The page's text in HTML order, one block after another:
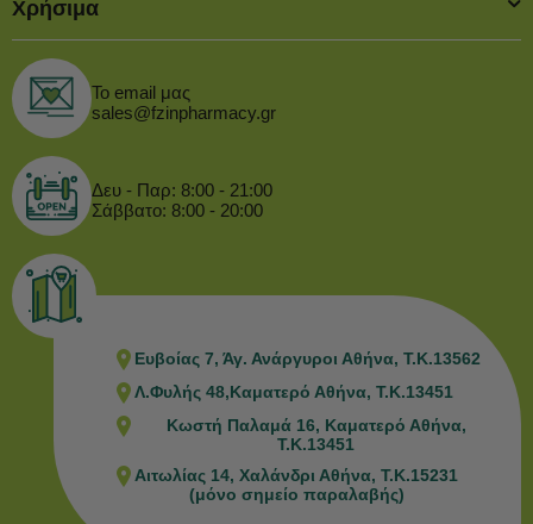
Χρήσιμα
Το email μας
sales@fzinpharmacy.gr
Δευ - Παρ: 8:00 - 21:00
Σάββατο: 8:00 - 20:00
Ευβοίας 7, Άγ. Ανάργυροι Αθήνα, Τ.Κ.13562
Λ.Φυλής 48,Καματερό Αθήνα, Τ.Κ.13451
Κωστή Παλαμά 16, Καματερό Αθήνα,
Τ.Κ.13451
Αιτωλίας 14, Χαλάνδρι Αθήνα, Τ.Κ.15231
(μόνο σημείο παραλαβής)